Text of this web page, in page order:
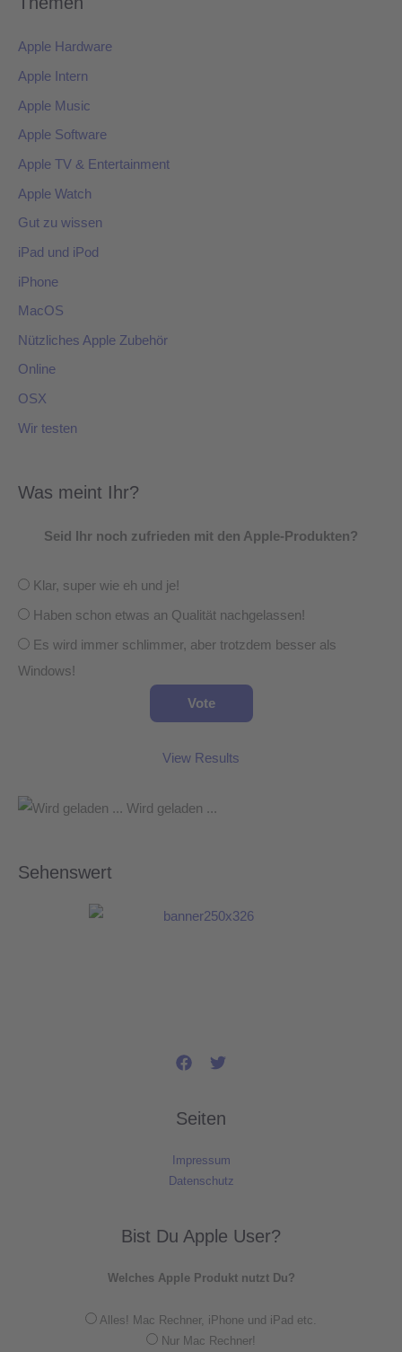
Apple Hardware
Apple Intern
Apple Music
Apple Software
Apple TV & Entertainment
Apple Watch
Gut zu wissen
iPad und iPod
iPhone
MacOS
Nützliches Apple Zubehör
Online
OSX
Wir testen
Was meint Ihr?
Seid Ihr noch zufrieden mit den Apple-Produkten?
Klar, super wie eh und je!
Haben schon etwas an Qualität nachgelassen!
Es wird immer schlimmer, aber trotzdem besser als
Windows!
View Results
Wird geladen ...
Sehenswert
Seiten
Impressum
Datenschutz
Bist Du Apple User?
Welches Apple Produkt nutzt Du?
Alles! Mac Rechner, iPhone und iPad etc.
Nur Mac Rechner!